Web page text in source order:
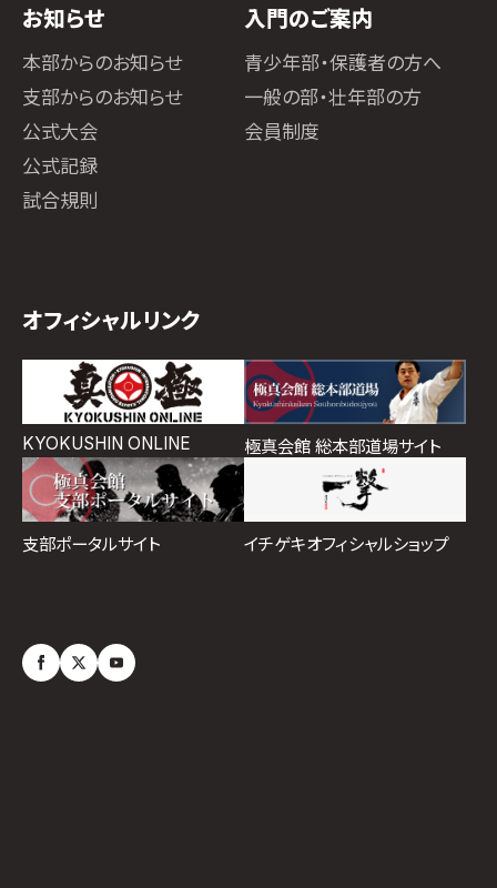
お知らせ
本部からのお知らせ
支部からのお知らせ
公式大会
公式記録
試合規則
入門のご案内
青少年部・保護者の方へ
一般の部・壮年部の方
会員制度
オフィシャルリンク
KYOKUSHIN ONLINE 極真会館 総本部道場サイト
支部ポータルサイト イチゲキオフィシャルショップ